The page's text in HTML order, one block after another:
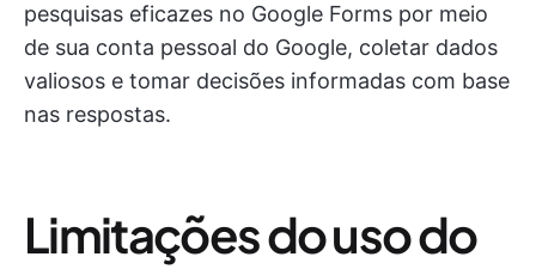
pesquisas eficazes no Google Forms por meio
de sua conta pessoal do Google, coletar dados
valiosos e tomar decisões informadas com base
nas respostas.
Limitações do uso do